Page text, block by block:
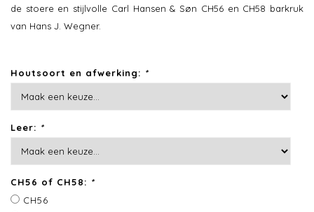
de stoere en stijlvolle Carl Hansen & Søn CH56 en CH58 barkruk
van Hans J. Wegner.
Houtsoort en afwerking: *
Leer: *
CH56 of CH58: *
CH56